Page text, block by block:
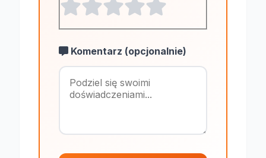
Komentarz (opcjonalnie)
Maksymalnie